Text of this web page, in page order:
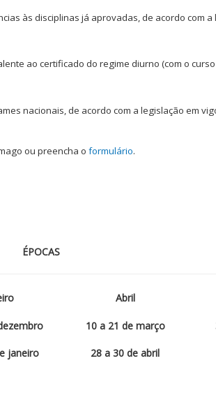
às disciplinas já aprovadas, de acordo com a
ao certificado do regime diurno (com o
nacionais, de acordo com a legislação em
ou preencha o formulário.
ÉPOCAS
Abril
10 a 21 de março
janeiro 28 a 30 de abril